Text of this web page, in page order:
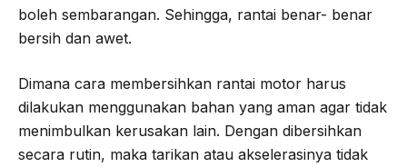
boleh sembarangan. Sehingga, rantai benar- benar
bersih dan awet.
Dimana cara membersihkan rantai motor harus
dilakukan menggunakan bahan yang aman agar tidak
menimbulkan kerusakan lain. Dengan dibersihkan
secara rutin, maka tarikan atau akselerasinya tidak